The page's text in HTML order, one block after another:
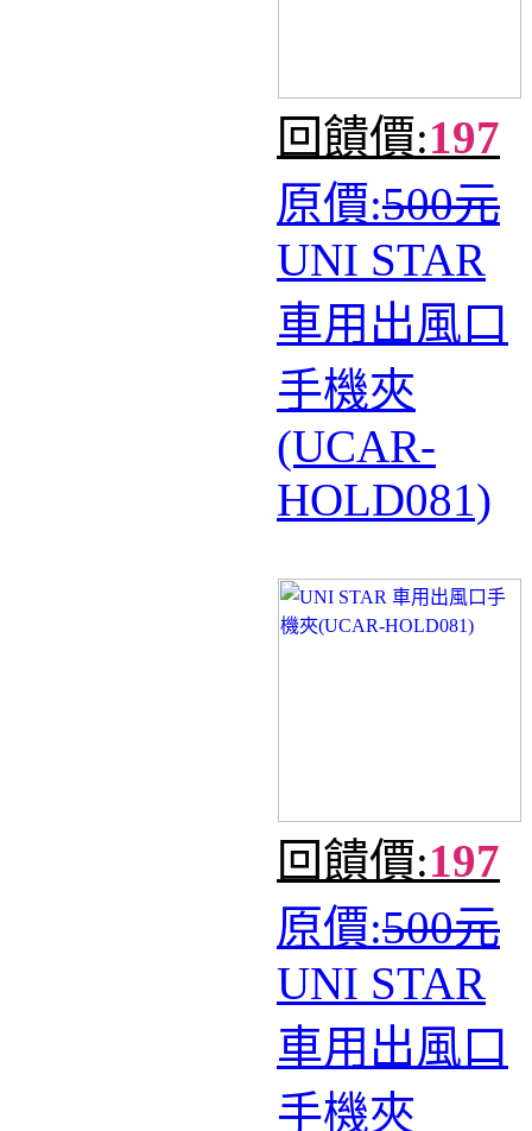
回饋價:197
原價:500元
UNI STAR
車用出風口
手機夾
(UCAR-
HOLD081)
回饋價:197
原價:500元
UNI STAR
車用出風口
手機夾